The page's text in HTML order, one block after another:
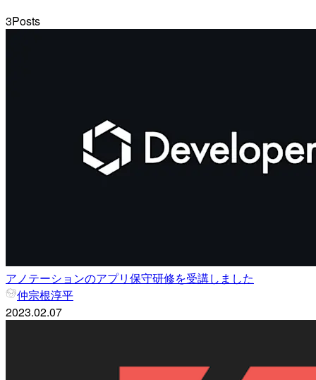
3Posts
アノテーションのアプリ保守研修を受講しました
仲宗根淳平
2023.02.07